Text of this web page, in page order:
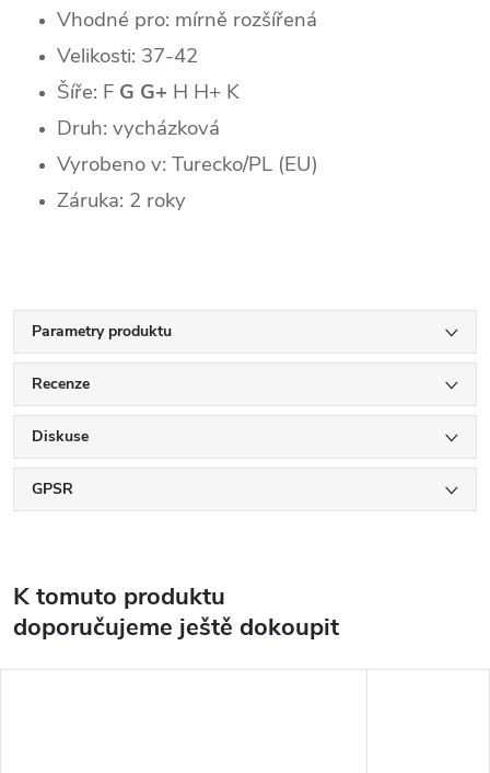
Vhodné pro: mírně rozšířená
Velikosti: 37-42
Šíře: F G G+ H H+ K
Druh: vycházková
Vyrobeno v: Turecko/PL (EU)
Záruka: 2 roky
Parametry produktu
Recenze
Diskuse
GPSR
K tomuto produktu
doporučujeme ještě dokoupit